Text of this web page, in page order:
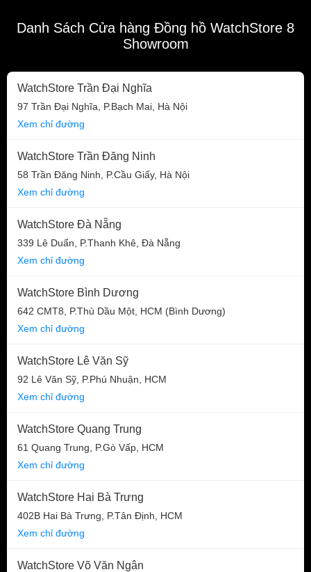
Danh Sách Cửa hàng Đồng hồ WatchStore 8
Showroom
WatchStore Trần Đại Nghĩa
97 Trần Đại Nghĩa, P.Bạch Mai, Hà Nội
Xem chỉ đường
WatchStore Trần Đăng Ninh
58 Trần Đăng Ninh, P.Cầu Giấy, Hà Nội
Xem chỉ đường
WatchStore Đà Nẵng
339 Lê Duẩn, P.Thanh Khê, Đà Nẵng
Xem chỉ đường
WatchStore Bình Dương
642 CMT8, P.Thủ Dầu Một, HCM (Bình Dương)
Xem chỉ đường
WatchStore Lê Văn Sỹ
92 Lê Văn Sỹ, P.Phú Nhuận, HCM
Xem chỉ đường
WatchStore Quang Trung
61 Quang Trung, P.Gò Vấp, HCM
Xem chỉ đường
WatchStore Hai Bà Trưng
402B Hai Bà Trưng, P.Tân Định, HCM
Xem chỉ đường
WatchStore Võ Văn Ngân